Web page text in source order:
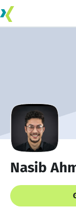
Nasib